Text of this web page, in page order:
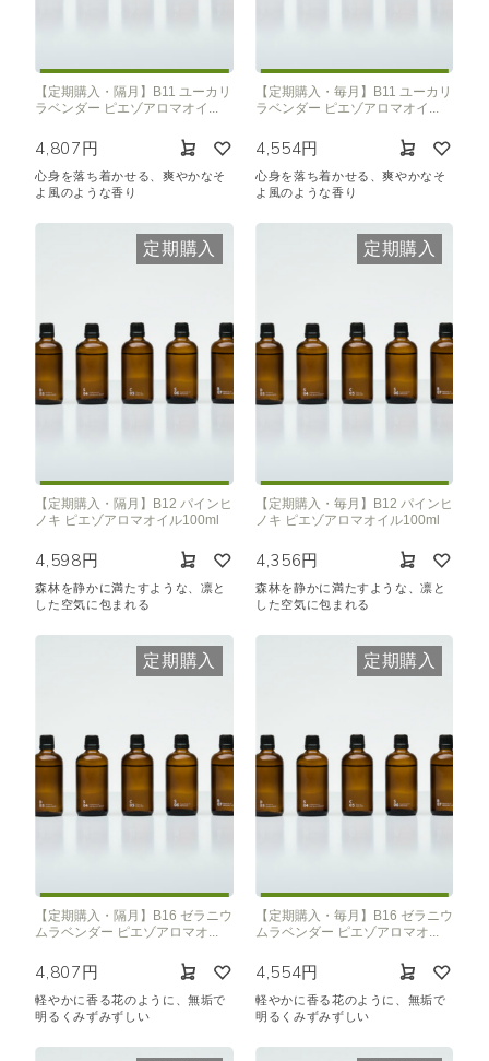
【定期購入・隔月】B11 ユーカリ
ラベンダー ピエゾアロマオイ...
4,807円
心身を落ち着かせる、爽やかなそ
よ風のような香り
【定期購入・毎月】B11 ユーカリ
ラベンダー ピエゾアロマオイ...
4,554円
心身を落ち着かせる、爽やかなそ
よ風のような香り
定期購入
【定期購入・隔月】B12 パインヒ
ノキ ピエゾアロマオイル100ml
4,598円
森林を静かに満たすような、凛と
した空気に包まれる
定期購入
【定期購入・毎月】B12 パインヒ
ノキ ピエゾアロマオイル100ml
4,356円
森林を静かに満たすような、凛と
した空気に包まれる
定期購入
【定期購入・隔月】B16 ゼラニウ
ムラベンダー ピエゾアロマオ...
4,807円
軽やかに香る花のように、無垢で
明るくみずみずしい
定期購入
【定期購入・毎月】B16 ゼラニウ
ムラベンダー ピエゾアロマオ...
4,554円
軽やかに香る花のように、無垢で
明るくみずみずしい